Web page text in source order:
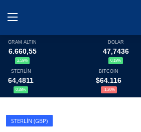
Haberler
Döviz
Altın Fiyatları
GRAM ALTIN
6.660,55
2,59%
DOLAR
47,7436
0,18%
STERLİN
64,4811
0,38%
BITCOIN
$64.116
-1,26%
STERLIN (GBP)